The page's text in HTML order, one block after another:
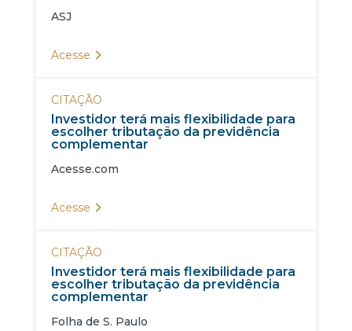
ASJ
Acesse
CITAÇÃO
Investidor terá mais flexibilidade para
escolher tributação da previdência
complementar
Acesse.com
Acesse
CITAÇÃO
Investidor terá mais flexibilidade para
escolher tributação da previdência
complementar
Folha de S. Paulo